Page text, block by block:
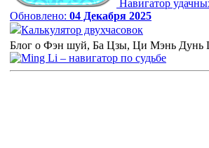
Навигатор
Обновлено: 04 Декабря 2025
Калькулятор двухчасовок
Блог о Фэн шуй, Ба Цзы, Ци Мэнь Дунь